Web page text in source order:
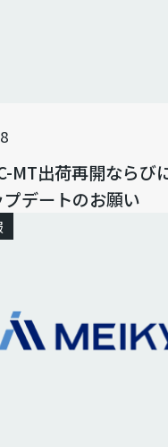
MT出荷再開ならび
プデートのお願い